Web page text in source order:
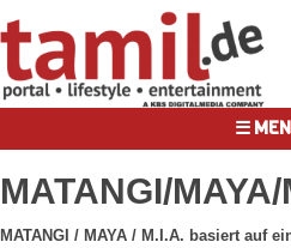
☰
MATANGI/
MATANGI / MAYA / M.I.A. basiert auf